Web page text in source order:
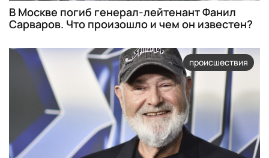
В Москве погиб генерал-лейтенант Фанил
Сарваров. Что произошло и чем он известен?
происшествия